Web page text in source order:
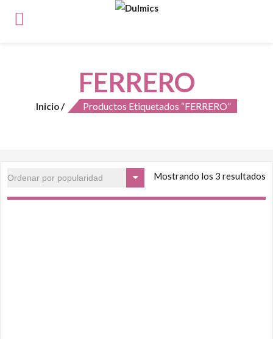
FERRERO
Inicio Productos Etiquetados “FERRERO”
Mostrando los 3 resultados